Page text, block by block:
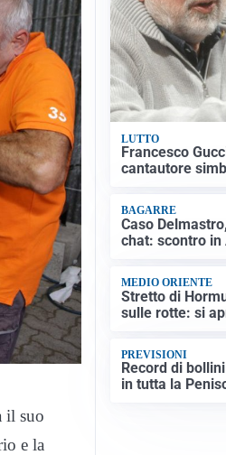
il suo
e la
LUTTO
Francesco
cantautore
BAGARRE
Caso
chat: scontro
MEDIO ORIENTE
Stretto di
sulle rotte: si
PREVISIONI
Record di
in tutta la